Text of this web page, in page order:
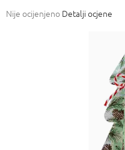
Prosječna
Nije ocijenjeno Detalji ocjene